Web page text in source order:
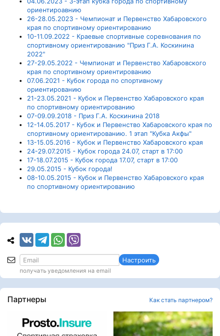
ориентироавнию
26-28.05.2023 - Чемпионат и Первенство Хабаровского
края по спортивному ориентированию
10-11.09.2022 - Краевые спортивные соревнования по
спортивному ориентированию "Приз Г.А. Коскинина
2022"
27-29.05.2022 - Чемпионат и Первенство Хабаровского
края по спортивному ориентированию
07.06.2021 - Кубок города по спортивному
ориентированию
21-23.05.2021 - Кубок и Первенство Хабаровского края
по спортивному ориентированию
07-09.09.2018 - Приз Г.А. Коскинина 2018
12-14.05.2017 - Кубок и Первенство Хабаровского края по
спортивному ориентированию. 1 этап "Кубка Акфы"
13-15.05.2016 - Кубок и Первенство Хабаровского края
24-29.07.2015 - Кубок города 24.07, старт в 17:00
17-18.07.2015 - Кубок города 17.07, старт в 17:00
29.05.2015 - Кубок города!
08-10.05.2015 - Кубок и Первенство Хабаровского края
по спортивному ориентированию
Настроить
получать уведомления на email
Партнеры Как стать партнером?